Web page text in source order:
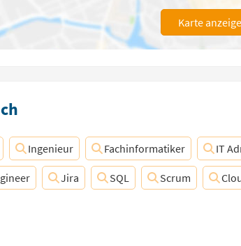
Karte
Ingenieur Fachinformatiker IT
Jira SQL Scrum